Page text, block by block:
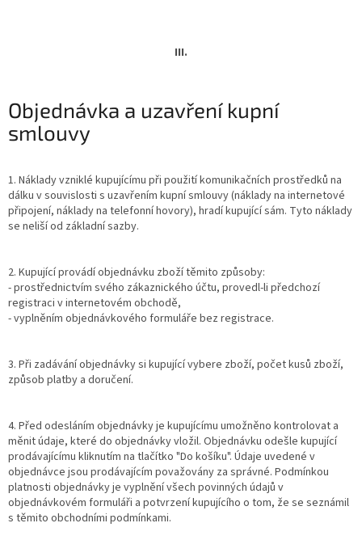
III.
Objednávka a uzavření kupní
smlouvy
1. Náklady vzniklé kupujícímu při použití komunikačních prostředků na
dálku v souvislosti s uzavřením kupní smlouvy (náklady na internetové
připojení, náklady na telefonní hovory), hradí kupující sám. Tyto náklady
se neliší od základní sazby.
2. Kupující provádí objednávku zboží těmito způsoby:
- prostřednictvím svého zákaznického účtu, provedl-li předchozí
registraci v internetovém obchodě,
- vyplněním objednávkového formuláře bez registrace.
3. Při zadávání objednávky si kupující vybere zboží, počet kusů zboží,
způsob platby a doručení.
4. Před odesláním objednávky je kupujícímu umožněno kontrolovat a
měnit údaje, které do objednávky vložil. Objednávku odešle kupující
prodávajícímu kliknutím na tlačítko "Do košíku". Údaje uvedené v
objednávce jsou prodávajícím považovány za správné. Podmínkou
platnosti objednávky je vyplnění všech povinných údajů v
objednávkovém formuláři a potvrzení kupujícího o tom, že se seznámil
s těmito obchodními podmínkami.